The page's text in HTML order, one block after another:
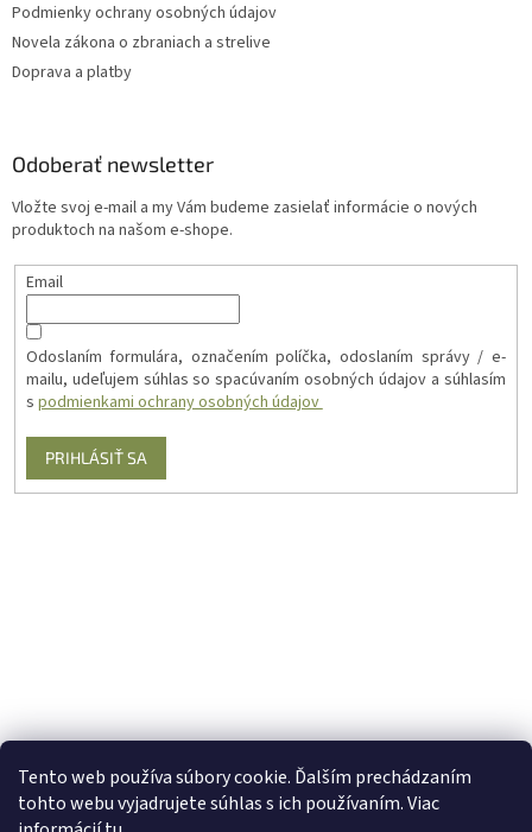
Tento web používa súbory cookie. Ďalším prechádzaním
tohto webu vyjadrujete súhlas s ich používaním. Viac
Podmienky ochrany osobných údajov
Novela zákona o zbraniach a strelive
Doprava a platby
Odoberať newsletter
Vložte svoj e-mail a my Vám budeme zasielať informácie o nových
produktoch na našom e-shope.
Email
Odoslaním formulára, označením políčka, odoslaním správy / e-
mailu, udeľujem súhlas so spacúvaním osobných údajov a súhlasím
s podmienkami ochrany osobných údajov
PRIHLÁSIŤ SA